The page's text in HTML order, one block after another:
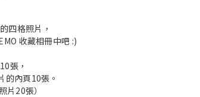
四格照片，
收藏相冊中吧 :)
張，
的內頁10張。
片20張）